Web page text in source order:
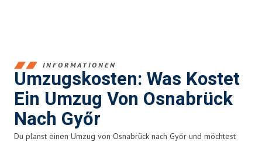
INFORMATIONEN
Umzugskosten: Was Kostet
Ein Umzug Von Osnabrück
Nach Győr
Du planst einen Umzug von Osnabrück nach Győr und möchtest